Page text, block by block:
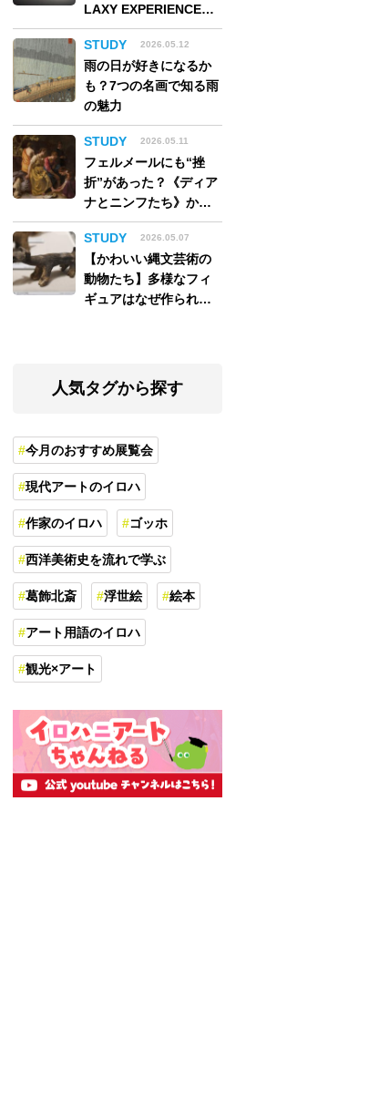
LAXY EXPERIENCE
あの旅は、まだ続いて
いる。』999号に乗り銀
河へ旅立つ。“観る”か
ら“体験する”展覧会
【角川武蔵野ミュージ
アム】
STUDY 2026.05.12
雨の日が好きになるか
も？7つの名画で知る雨
の魅力
STUDY 2026.05.11
フェルメールにも“挫
折”があった？《ディア
ナとニンフたち》から
読み解く巨匠の夢
STUDY
2026.05.07
【かわいい縄文芸術の
動物たち】多様なフィ
ギュアはなぜ作られ
人気タグから探す
今月のおすすめ展覧会
現代アートのイロハ
作家のイロハ ゴッホ
西洋美術史を流れで学ぶ
葛飾北斎 浮世絵 絵本
アート用語のイロハ
観光×アート